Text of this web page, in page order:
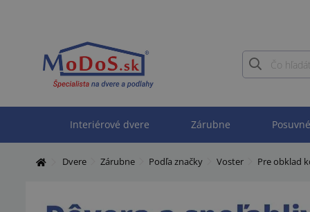
Interiérové dvere Zárubne
Dvere Zárubne Podľa značky Voster Pre obklad